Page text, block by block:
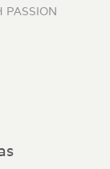
PASSION